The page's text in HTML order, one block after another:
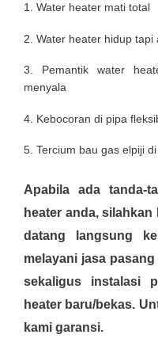
1. Water heater mati total
2. Water heater hidup tapi
3. Pemantik water
menyala
4. Kebocoran di pipa
5. Tercium bau gas elpiji
Apabila ada tanda-
heater anda,
datang langsung
melayani jasa
sekaligus instalasi
heater baru/bekas.
kami garansi.